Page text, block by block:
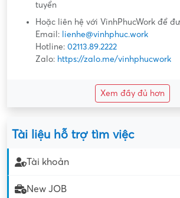
tuyển
Hoặc liên hệ với VinhPhucWork để
Email: lienhe@vinhphuc.work
Hotline: 02113.89.2222
Zalo: https://zalo.me/vinhphucwork
Xem đầy đủ hơn
Tài liệu hỗ trợ tìm việc
Tài khoản
New JOB